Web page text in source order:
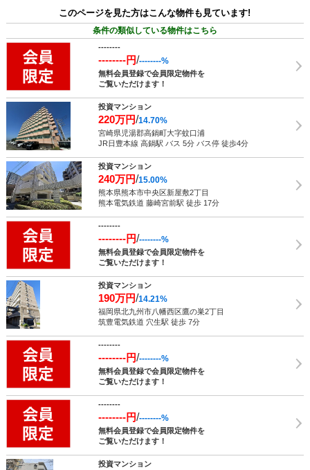
このページを見た方はこんな物件も見ています!
条件の類似している物件はこちら
--------
--------円/--------%
無料会員登録で会員限定物件を
ご覧いただけます！
投資マンション
220万円/14.70%
宮崎県児湯郡高鍋町大字蚊口浦
JR日豊本線 高鍋駅 バス 5分 バス停 徒歩4分
投資マンション
240万円/15.00%
熊本県熊本市中央区新屋敷2丁目
熊本電気鉄道 藤崎宮前駅 徒歩 17分
--------
--------円/--------%
無料会員登録で会員限定物件を
ご覧いただけます！
投資マンション
190万円/14.21%
福岡県北九州市八幡西区鷹の巣2丁目
筑豊電気鉄道 穴生駅 徒歩 7分
--------
--------円/--------%
無料会員登録で会員限定物件を
ご覧いただけます！
--------
--------円/--------%
無料会員登録で会員限定物件を
ご覧いただけます！
投資マンション